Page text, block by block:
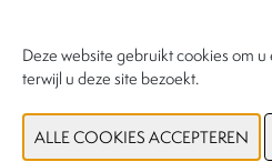
CONTACTEER
Deze website gebruikt cookies om
terwijl u deze site bezoekt.